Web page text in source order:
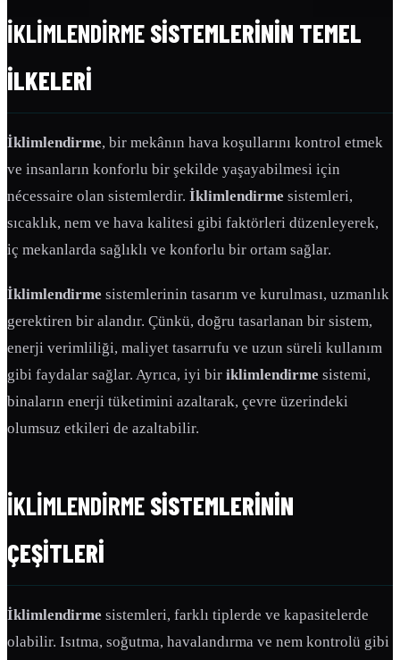
İKLIMLENDIRME SISTEMLERININ TEMEL
İLKELERI
İklimlendirme, bir mekânın hava koşullarını kontrol etmek
ve insanların konforlu bir şekilde yaşayabilmesi için
nécessaire olan sistemlerdir. İklimlendirme sistemleri,
sıcaklık, nem ve hava kalitesi gibi faktörleri düzenleyerek,
iç mekanlarda sağlıklı ve konforlu bir ortam sağlar.
İklimlendirme sistemlerinin tasarım ve kurulması, uzmanlık
gerektiren bir alandır. Çünkü, doğru tasarlanan bir sistem,
enerji verimliliği, maliyet tasarrufu ve uzun süreli kullanım
gibi faydalar sağlar. Ayrıca, iyi bir iklimlendirme sistemi,
binaların enerji tüketimini azaltarak, çevre üzerindeki
olumsuz etkileri de azaltabilir.
İKLIMLENDIRME SISTEMLERININ
ÇEŞITLERI
İklimlendirme sistemleri, farklı tiplerde ve kapasitelerde
olabilir. Isıtma, soğutma, havalandırma ve nem kontrolü gibi